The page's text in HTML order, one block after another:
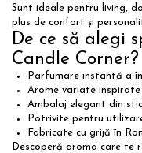
Sunt ideale pentru living,
plus de confort și
De ce să alegi
Candle Corner?
Parfumare instantă a
Arome variate
Ambalaj elegant din
Potrivite pentru
Fabricate cu grijă în
Descoperă aroma care te